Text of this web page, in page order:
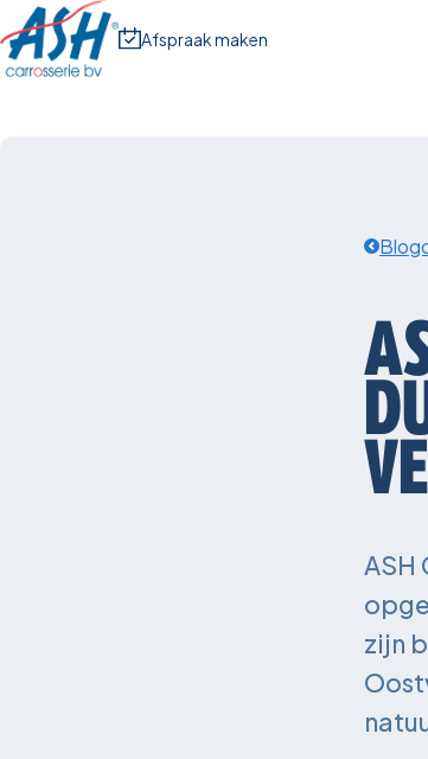
Afspraak maken
ASH
zijn